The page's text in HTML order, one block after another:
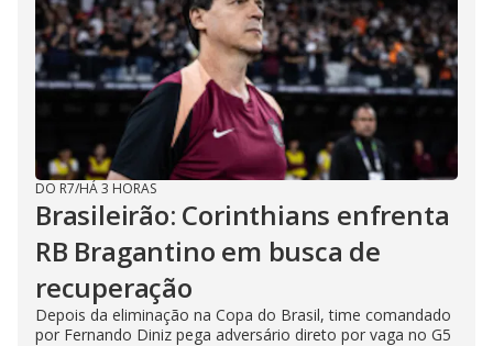
DO R7/HÁ 3 HORAS
Brasileirão: Corinthians enfrenta
RB Bragantino em busca de
recuperação
Depois da eliminação na Copa do Brasil, time comandado
por Fernando Diniz pega adversário direto por vaga no G5